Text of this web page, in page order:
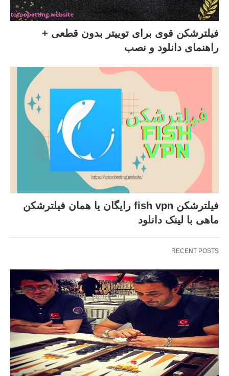
فیلترشکن قوی برای توییتر بدون قطعی +
راهنمای دانلود و نصب
فیلترشکن fish vpn رایگان یا همان فیلترشکن
ماهی با لینک دانلود
RECENT POSTS